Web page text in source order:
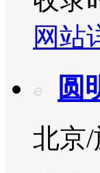
网站
圆
北京/